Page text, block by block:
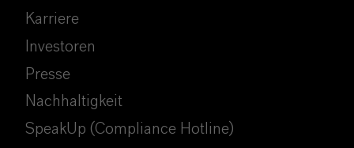
Karriere
Investoren
Presse
Nachhaltigkeit
SpeakUp (Compliance Hotline)